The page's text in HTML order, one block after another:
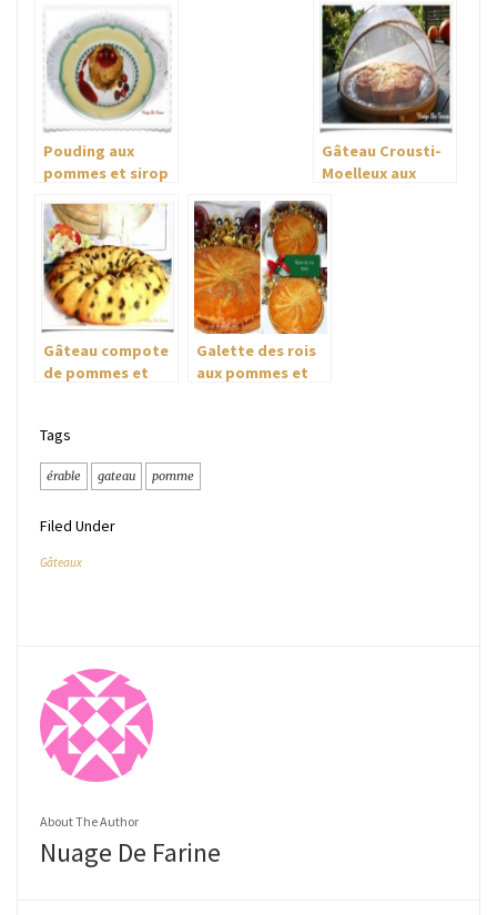
Pouding aux
pommes et sirop
Gâteau Crousti-
Moelleux aux
Gâteau compote
de pommes et
Galette des rois
aux pommes et
Tags
érable gateau pomme
Filed Under
Gâteaux
About The Author
Nuage De Farine